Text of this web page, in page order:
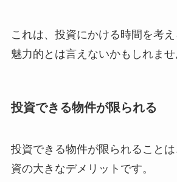
これは、投資にかける時間を考
魅力的とは言えないかもしれませ
投資できる物件が限られる
投資できる物件が限られること
資の大きなデメリットです。